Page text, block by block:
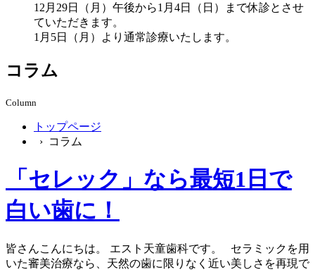
12月29日（月）午後から1月4日（日）まで休診とさせ
ていただきます。
1月5日（月）より通常診療いたします。
コラム
Column
トップページ
› コラム
「セレック」なら最短1日で
白い歯に！
皆さんこんにちは。 エスト天童歯科です。 セラミックを用
いた審美治療なら、天然の歯に限りなく近い美しさを再現で